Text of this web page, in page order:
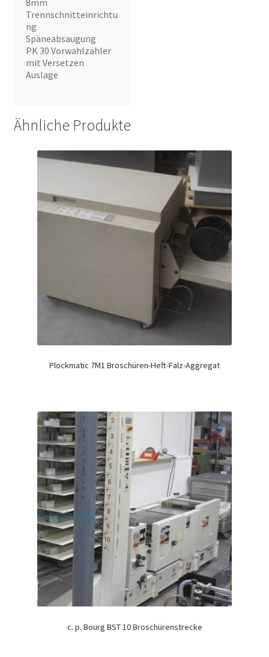
8mm
Trennschnitteinrichtu
ng
Späneabsaugung
PK 30 Vorwahlzähler
mit Versetzen
Auslage
Ähnliche Produkte
Plockmatic 7M1 Broschüren-Heft-Falz-Aggregat
c. p. Bourg BST 10 Broschürenstrecke